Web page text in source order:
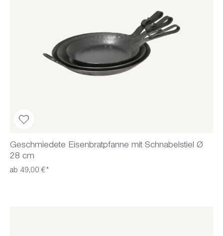
Geschmiedete Eisenbratpfanne mit Schnabelstiel Ø
28 cm
ab 49,00 €*